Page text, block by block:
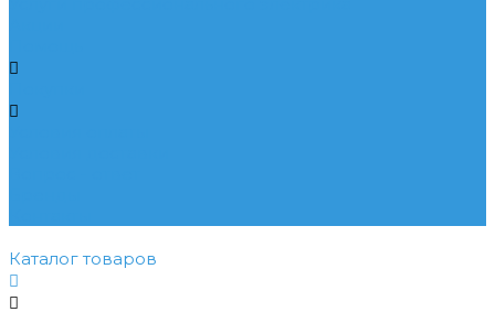
Каталог товаров